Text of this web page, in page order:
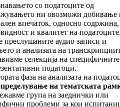
со податоците од
ни овозможи добивање
впечаток, односно содржина,
и квалитет на
преслушаните аудио записи и
и анализата на
селекција на
податоци.
фаза на анализата на
ределување на тематската
група на заеднички или
проблеми за кои